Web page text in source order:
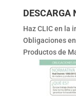
DESCARGA
Haz CLIC en la
Obligaciones
Productos de